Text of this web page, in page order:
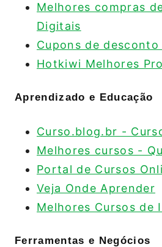
Melhores compras
Digitais
Cupons de
Hotkiwi Melhores
Aprendizado e Educação
Curso.blog.br -
Melhores cursos -
Portal de Cursos
Veja Onde Aprender
Melhores Cursos de
Ferramentas e Negócios